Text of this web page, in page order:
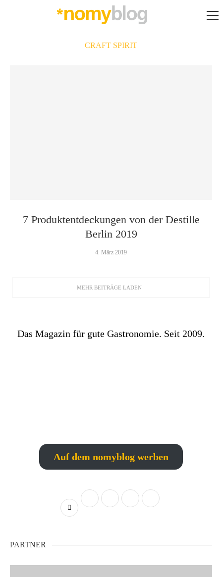
CRAFT SPIRIT
7 Produktentdeckungen von der Destille
Berlin 2019
4. März 2019
MEHR BEITRÄGE LADEN
Das Magazin für gute Gastronomie. Seit 2009.
Auf dem nomyblog werben
PARTNER